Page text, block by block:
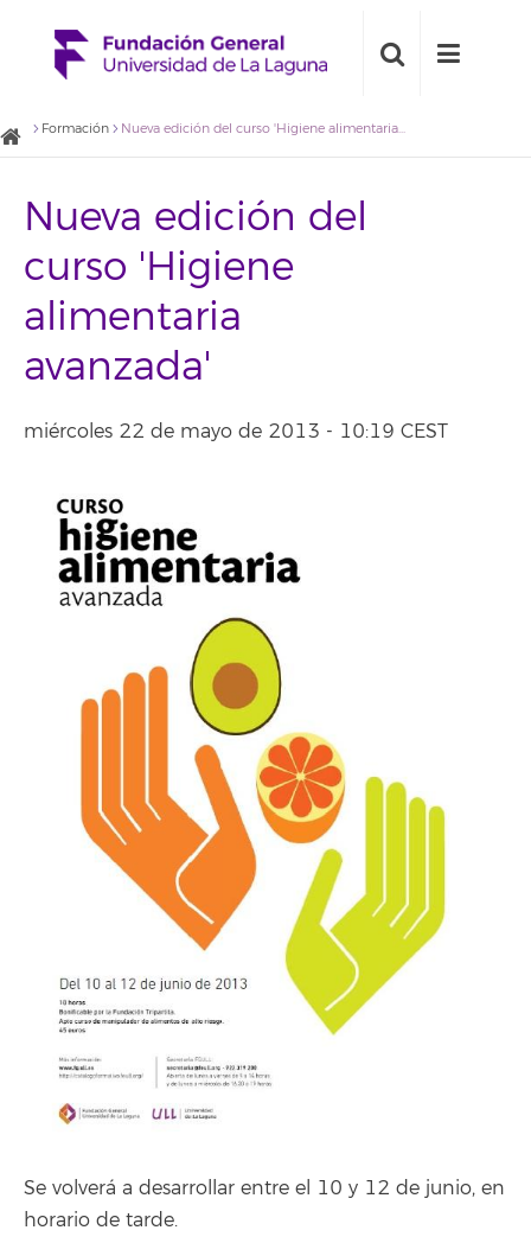
Formación Nueva edición del curso 'Higiene alimentaria avanzada'
Nueva edición del
curso 'Higiene
alimentaria
avanzada'
miércoles 22 de mayo de 2013 - 10:19 CEST
Se volverá a desarrollar entre el 10 y 12 de junio, en
horario de tarde.